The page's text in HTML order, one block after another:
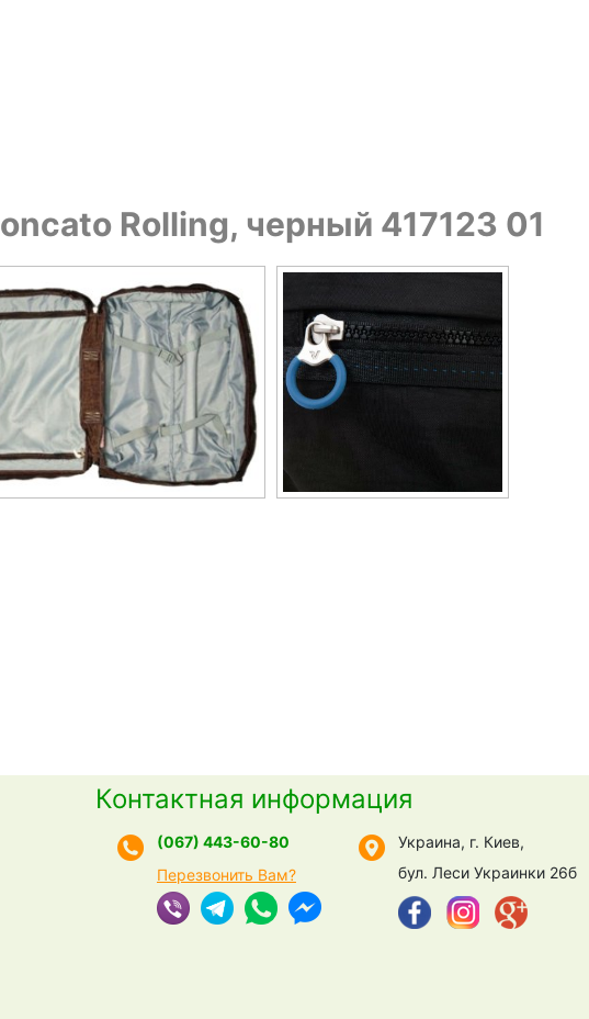
Rolling, черный 417123 01
Контактная информация
(067) 443-60-80
Перезвонить Вам?
Украина, г. Киев,
бул. Леси Украинки 26б